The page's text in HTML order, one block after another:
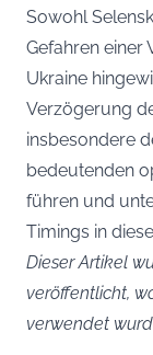
Sowohl
Gefahren
Ukraine
Verzögerung
insbesondere
bedeutenden
führen und
Timings in
Dieser Artikel
veröffentlicht,
verwendet